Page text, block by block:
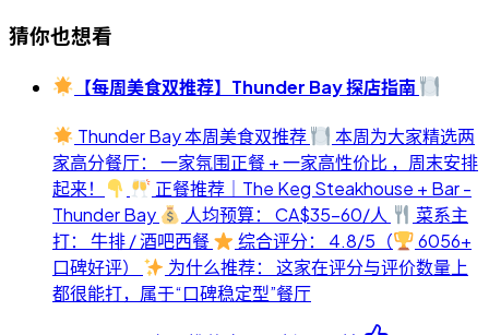
猜你也想看
【每周美食双推荐】Thunder Bay 探店指南
Thunder Bay 本周美食双推荐
本周为大家精选两
家高分餐厅： 一家氛围正餐 + 一家高性价比 ，周末安排
起来！
正餐推荐｜The Keg Steakhouse + Bar -
Thunder Bay
人均预算： CA$35-60/人
菜系主
打： 牛排 / 酒吧西餐
综合评分： 4.8/5（
6056+
口碑好评）
为什么推荐： 这家在评分与评价数量上
都很能打，属于“口碑稳定型”餐厅